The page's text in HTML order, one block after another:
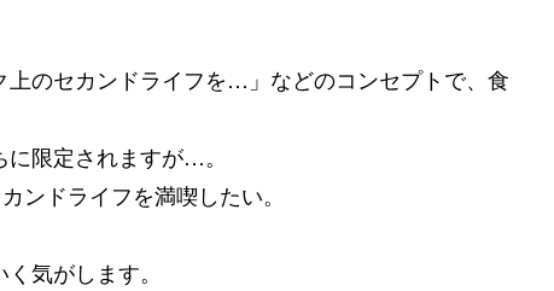
のセカンドライフを…」などのコンセプトで、食
限定されますが…。
ンドライフを満喫したい。
気がします。